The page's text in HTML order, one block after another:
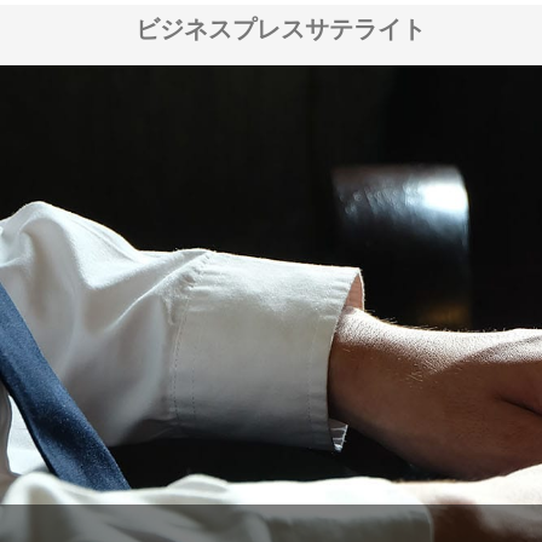
ビジネスプレスサテライト